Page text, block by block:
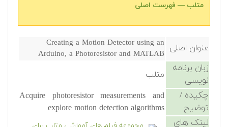
متلب‬‬ — فهرست اصلی
عنوان اصلی Creating a Motion Detector using an
Arduino, a Photoresistor and MATLAB
زبان برنامه
نویسی
متلب
چکیده /
توضیح
Acquire photoresistor measurements and
explore motion detection algorithms
لینک های